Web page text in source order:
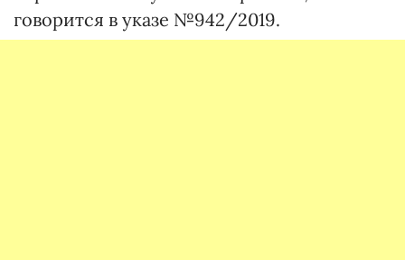
говорится в указе №942/2019.